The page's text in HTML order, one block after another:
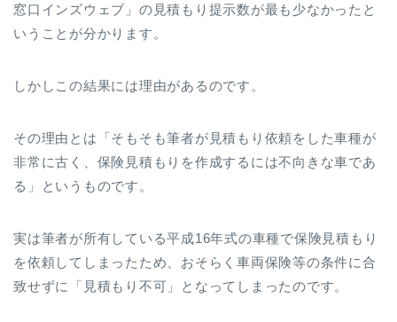
窓口インズウェブ」の見積もり提示数が最も少なかったと
いうことが分かります。
しかしこの結果には理由があるのです。
その理由とは「そもそも筆者が見積もり依頼をした車種が
非常に古く、保険見積もりを作成するには不向きな車であ
る」というものです。
実は筆者が所有している平成16年式の車種で保険見積もり
を依頼してしまったため、おそらく車両保険等の条件に合
致せずに「見積もり不可」となってしまったのです。